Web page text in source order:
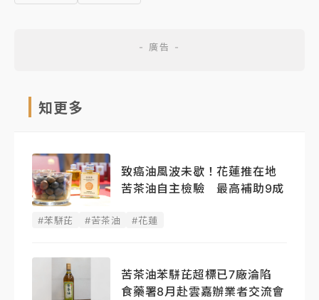
知更多
致癌油風波未歇！花蓮推在地
苦茶油自主檢驗 最高補助9成
#苯駢芘 #苦茶油 #花蓮
苦茶油苯駢芘超標已7廠淪陷
食藥署8月赴雲嘉辦業者交流會